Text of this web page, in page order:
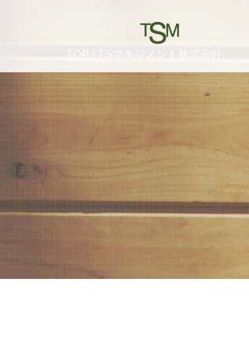
TOP | TSマネジメント株式会社